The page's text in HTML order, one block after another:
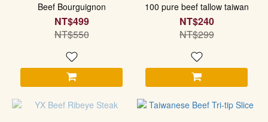
Beef Bourguignon
NT$499
NT$550
100 pure beef tallow taiwan
NT$240
NT$299